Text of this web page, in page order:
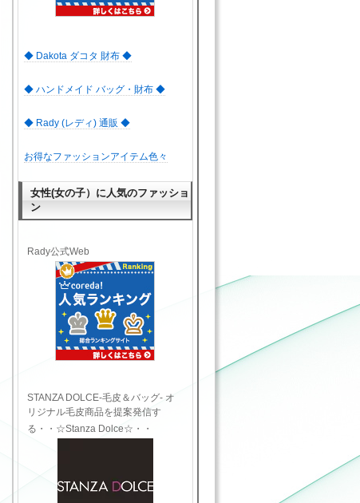
◆ Dakota ダコタ 財布 ◆
◆ ハンドメイド バッグ・財布 ◆
◆ Rady (レディ) 通販 ◆
お得なファッションアイテム色々
女性(女の子）に人気のファッショ
ン
Rady公式Web
STANZA DOLCE-毛皮＆バッグ- オ
リジナル毛皮商品を提案発信す
る・・☆Stanza Dolce☆・・